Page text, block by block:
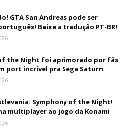
GTA San Andreas pode ser
Baixe a tradução PT-BR!
the Night foi aprimorado por fãs
port incrível pra Sega Saturn
Symphony of the Night!
multiplayer ao jogo da Konami